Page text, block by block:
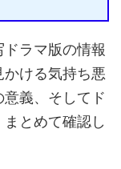
ラマ版の情報
ける気持ち悪
義、そしてド
とめて確認し